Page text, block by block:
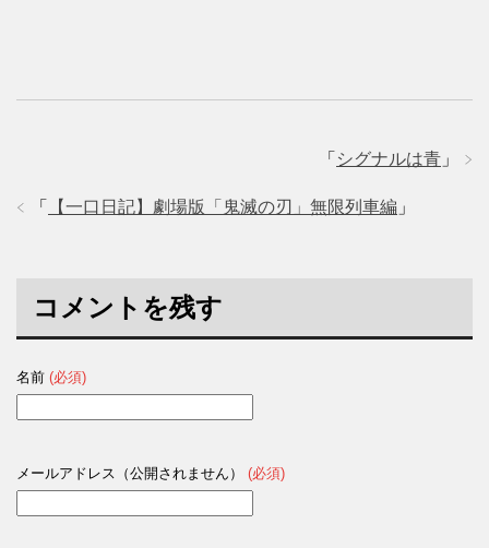
「 シグナルは青 」
「 【一口日記】劇場版「鬼滅の刃」無限列車編 」
コメントを残す
名前 (必須)
メールアドレス（公開されません） (必須)